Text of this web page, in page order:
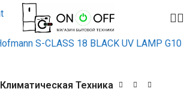
Климатическая Техника